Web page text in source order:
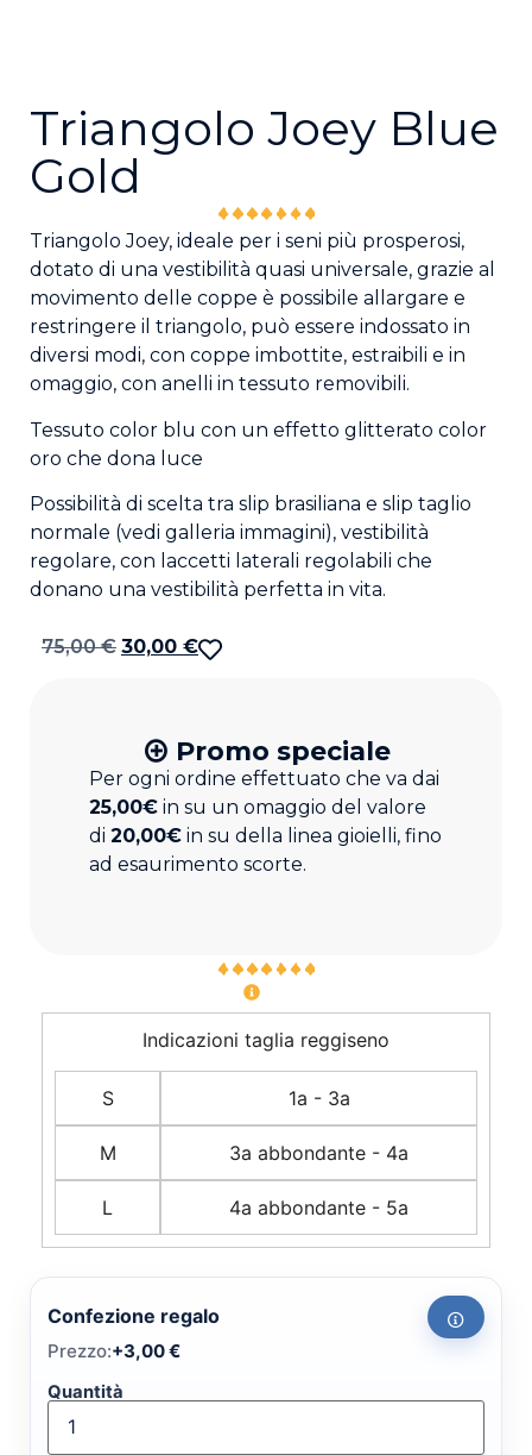
Triangolo Joey Blue
Gold
Triangolo Joey, ideale per i seni più prosperosi,
dotato di una vestibilità quasi universale, grazie al
movimento delle coppe è possibile allargare e
restringere il triangolo, può essere indossato in
diversi modi, con coppe imbottite, estraibili e in
omaggio, con anelli in tessuto removibili.
Tessuto color blu con un effetto glitterato color
oro che dona luce
Possibilità di scelta tra slip brasiliana e slip taglio
normale (vedi galleria immagini), vestibilità
regolare, con laccetti laterali regolabili che
donano una vestibilità perfetta in vita.
75,00€ 30,00 €
Promo speciale
Per ogni ordine effettuato che va dai
25,00€ in su un omaggio del valore
di 20,00€ in su della linea gioielli, fino
ad esaurimento scorte.
Indicazioni taglia reggiseno
S 1a - 3a
M 3a abbondante - 4a
L 4a abbondante - 5a
Confezione regalo
Prezzo:+3,00€
Quantità